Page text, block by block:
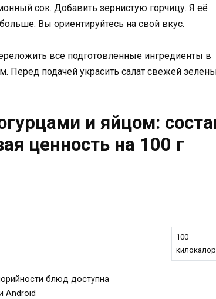
сок. Добавить зернистую горчицу. Я её
Вы ориентируйтесь на свой вкус.
все подготовленные ингредиенты в
Перед подачей украсить салат свежей
и яйцом:
ценность на 100 г
блюд доступна
Android
100